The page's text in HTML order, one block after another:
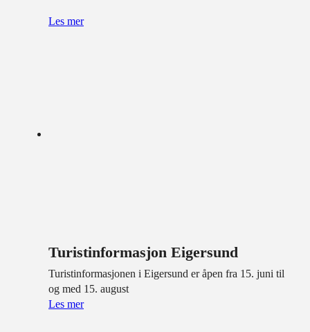
Les mer
Turistinformasjon Eigersund
Turistinformasjonen i Eigersund er åpen fra 15. juni til
og med 15. august
Les mer